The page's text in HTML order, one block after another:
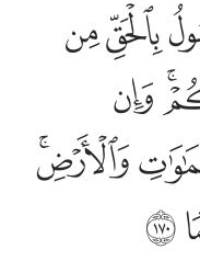
فامنوا خيرا لكم وان
رَّبِّكُمْ فَـَٔامِنُوا۟ خَيْرًۭا
ﲻﲼ
ﳂ
ﳉﳊ
ﳏ